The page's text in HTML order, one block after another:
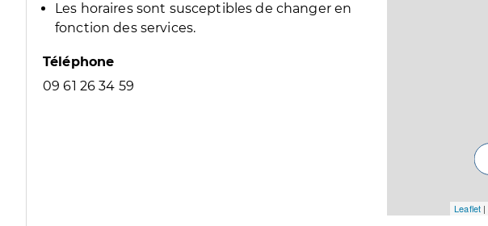
Les horaires sont susceptibles de changer en
fonction des services.
Téléphone
09 61 26 34 59
Leaflet |